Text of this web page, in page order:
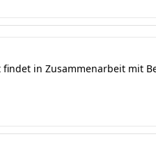
in Zusammenarbeit mit